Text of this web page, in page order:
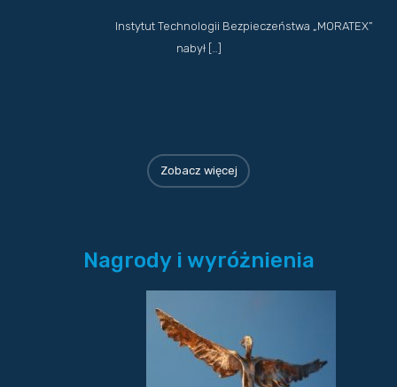
Instytut Technologii Bezpieczeństwa „MORATEX”
nabył […]
Zobacz więcej
Nagrody i wyróżnienia